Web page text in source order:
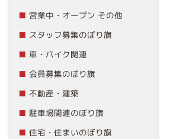
営業中・オープン その他
スタッフ募集のぼり旗
車・バイク関連
会員募集のぼり旗
不動産・建築
駐車場関連のぼり旗
住宅・住まいのぼり旗